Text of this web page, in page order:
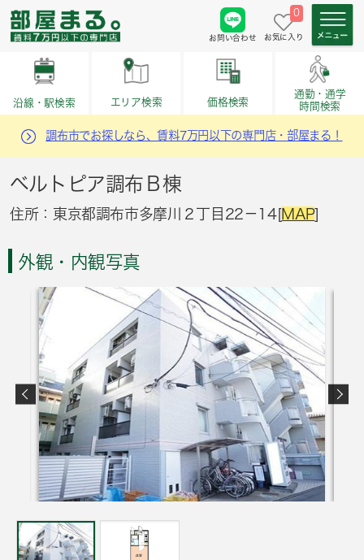
お問い合わせ
0
お気に入り
沿線・駅検索 エリア検索 価格検索
通勤・通学
時間検索
調布市でお探しなら、賃料7万円以下の専門店・部屋まる！
ベルトピア調布Ｂ棟
住所：東京都調布市多摩川２丁目22－14[MAP]
外観・内観写真